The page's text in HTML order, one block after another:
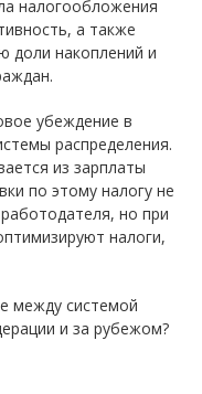
налогообложения
а также
доли накоплений и
убеждение в
распределения.
из зарплаты
по этому налогу не
но при
налоги,
между системой
и за рубежом?